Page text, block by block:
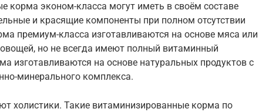
корма эконом-класса могут иметь в своём составе
и красящие компоненты при полном отсутствии
премиум-класса изготавливаются на основе мяса или
но не всегда имеют полный витаминный
изготавливаются на основе натуральных продуктов с
минерального комплекса.
холистики. Такие витаминизированные корма по